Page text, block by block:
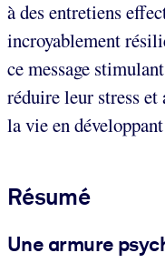
à des entretiens
incroyablement
ce message
réduire leur stress
la vie en
Résumé
Une armure